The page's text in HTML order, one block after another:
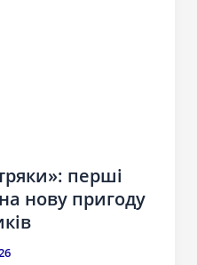
перші
нову пригоду